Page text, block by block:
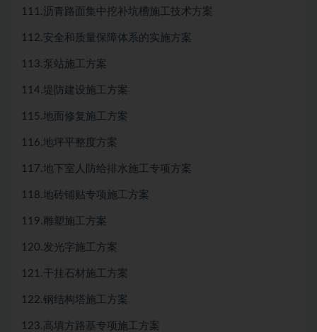
111.沥青路面集中挖补坑槽施工技术方案
112.安全和质量保障体系的实施方案
113.泵站施工方案
114.堤防建设施工方案
115.地面修复施工方案
116.地坪平整度方案
117.地下室人防给排水施工专项方案
118.地砖铺贴专项施工方案
119.雕塑施工方案
120.发光字施工方案
121.干挂石材施工方案
122.钢结构塔施工方案
123.高填方路基专项施工方案